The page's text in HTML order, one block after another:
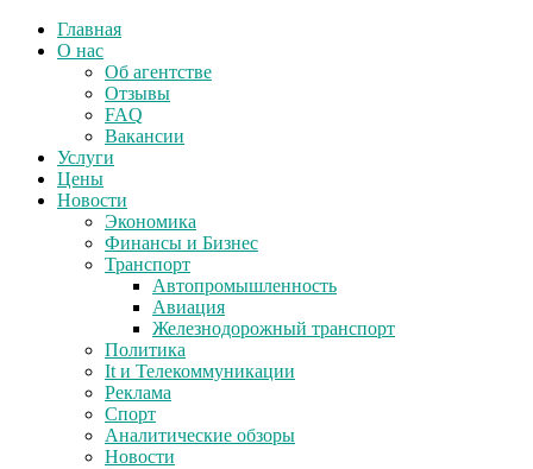
Главная
О нас
Об агентстве
Отзывы
FAQ
Вакансии
Услуги
Цены
Новости
Экономика
Финансы и Бизнес
Транспорт
Автопромышленность
Авиация
Железнодорожный транспорт
Политика
It и Телекоммуникации
Реклама
Спорт
Аналитические обзоры
Новости